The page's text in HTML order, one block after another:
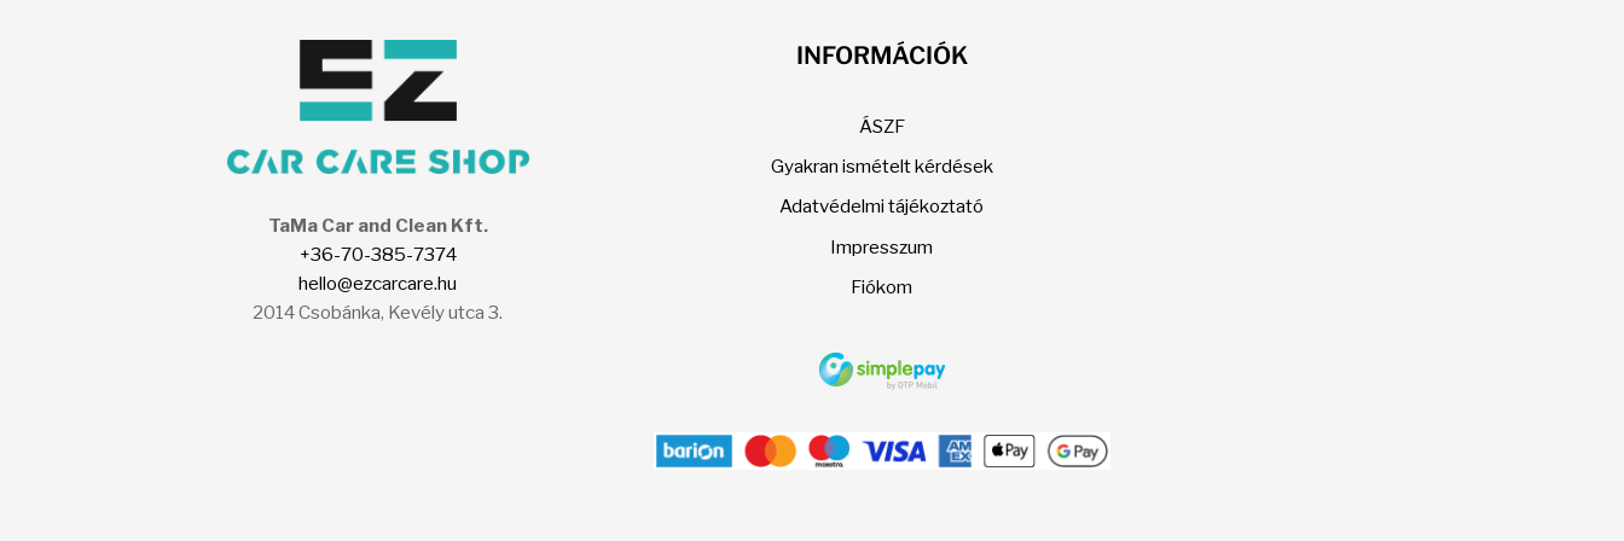
választhatók
TaMa Car and Clean Kft.
+36-70-385-7374
hello@ezcarcare.hu
2014 Csobánka, Kevély utca 3.
INFORMÁCIÓK
ÁSZF
Gyakran ismételt kérdések
Adatvédelmi tájékoztató
Impresszum
Fiókom